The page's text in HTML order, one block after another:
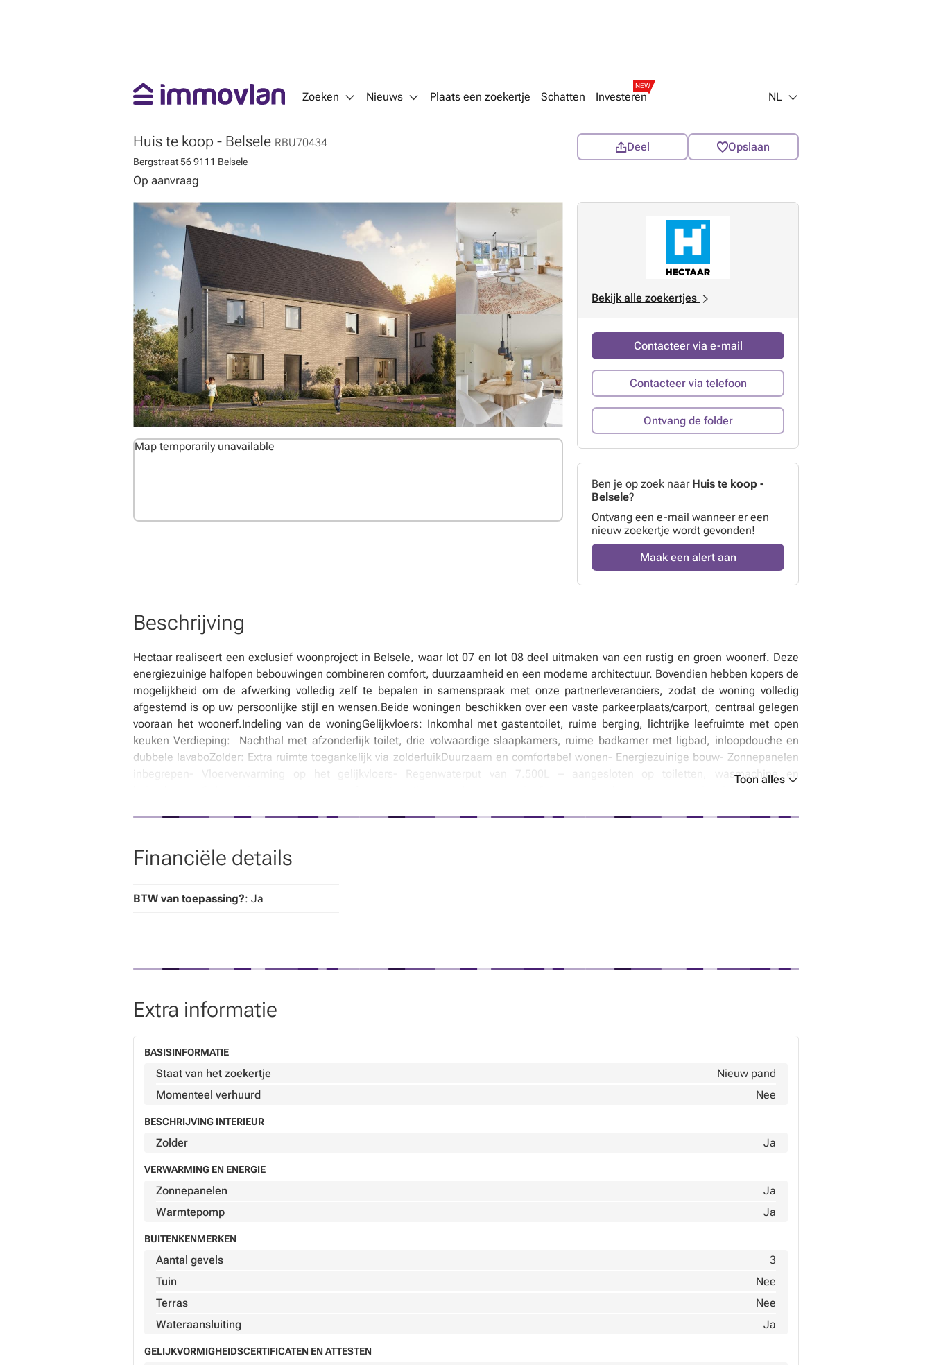
Zoeken Nieuws Plaats een zoekertje Schatten Investeren
NEW
NL
Huis te koop - Belsele RBU70434
Bergstraat 569111 Belsele
Op aanvraag
Deel Opslaan
Map temporarily unavailable
Bekijk alle zoekertjes
Contacteer via e-mail
Contacteer via telefoon
Ontvang de folder
Ben je op zoek naar Huis te koop -
Belsele?
Ontvang een e-mail wanneer er een
nieuw zoekertje wordt gevonden!
Maak een alert aan
Beschrijving
Hectaar realiseert een exclusief woonproject in Belsele, waar lot 07 en lot 08 deel uitmaken van een rustig en groen woonerf. Deze
energiezuinige halfopen bebouwingen combineren comfort, duurzaamheid en een moderne architectuur. Bovendien hebben kopers de
mogelijkheid om de afwerking volledig zelf te bepalen in samenspraak met onze partnerleveranciers, zodat de woning volledig
afgestemd is op uw persoonlijke stijl en wensen.Beide woningen beschikken over een vaste parkeerplaats/carport, centraal gelegen
vooraan het woonerf.Indeling van de woningGelijkvloers: Inkomhal met gastentoilet, ruime berging, lichtrijke leefruimte met open
keuken Verdieping: Nachthal met afzonderlijk toilet, drie volwaardige slaapkamers, ruime badkamer met ligbad, inloopdouche en
dubbele lavaboZolder: Extra ruimte toegankelijk via zolderluikDuurzaam en comfortabel wonen- Energiezuinige bouw- Zonnepanelen
inbegrepen- Vloerverwarming op het gelijkvloers- Regenwaterput van 7.500L – aangesloten op toiletten, wasmachine en
Toon alles
Financiële details
BTW van toepassing?: Ja
Extra informatie
BASISINFORMATIE
Staat van het zoekertje
Nieuw pand
Momenteel verhuurd
Nee
BESCHRIJVING INTERIEUR
Zolder Ja
VERWARMING EN ENERGIE
Zonnepanelen
Ja
Warmtepomp
Ja
BUITENKENMERKEN
Aantal gevels
3
Tuin
Nee
Terras
Nee
Wateraansluiting
Ja
GELIJKVORMIGHEIDSCERTIFICATEN EN ATTESTEN